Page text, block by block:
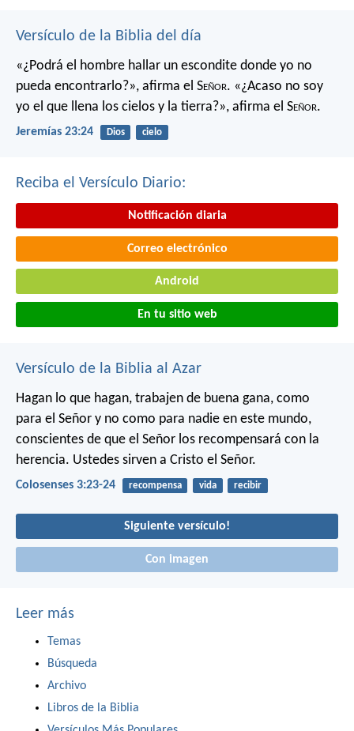
Versículo de la Biblia del día
«¿Podrá el hombre hallar un escondite donde yo no
pueda encontrarlo?», afirma el Señor. «¿Acaso no soy
yo el que llena los cielos y la tierra?», afirma el Señor.
Jeremías 23:24 Dios cielo
Reciba el Versículo Diario:
Notificación diaria
Correo electrónico
Android
En tu sitio web
Versículo de la Biblia al Azar
Hagan lo que hagan, trabajen de buena gana, como
para el Señor y no como para nadie en este mundo,
conscientes de que el Señor los recompensará con la
herencia. Ustedes sirven a Cristo el Señor.
Colosenses 3:23-24 recompensa vida recibir
Siguiente versículo!
Con imagen
Leer más
Temas
Búsqueda
Archivo
Libros de la Biblia